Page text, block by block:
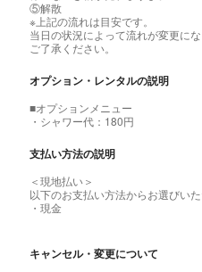
⑤解散
※上記の流れは目安です。
当日の状況によって流れが変更に
ご了承ください。
オプション・レンタルの説明
■オプションメニュー
・シャワー代：180円
支払い方法の説明
＜現地払い＞
以下のお支払い方法からお選びいた
・現金
キャンセル・変更について